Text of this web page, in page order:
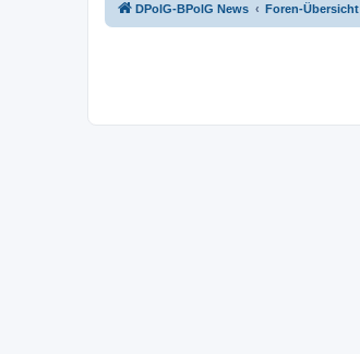
DPolG-BPolG News Foren-Übersicht